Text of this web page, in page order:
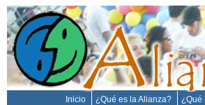
Inicio ¿Qué es la Alianza? ¿Qué